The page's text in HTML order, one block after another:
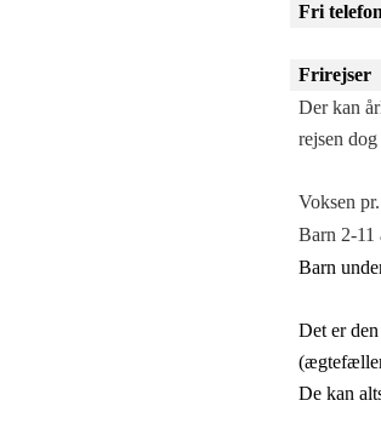
Fri telefon
Frirejser
Der kan
rejsen
Voksen
Barn 2-11
Barn
Det er
De kan